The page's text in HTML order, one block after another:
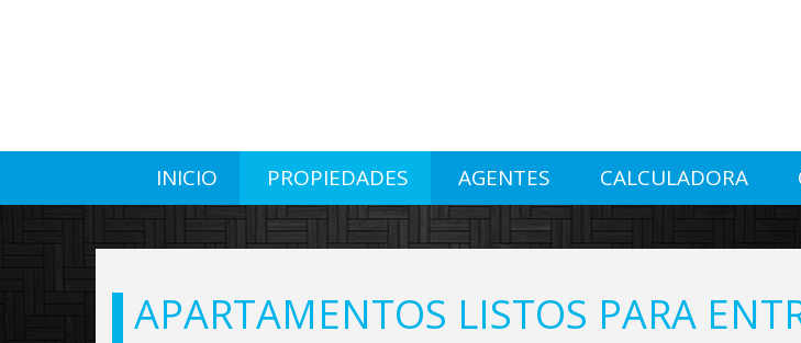
INICIO PROPIEDADES AGENTES CALCULADORA
APARTAMENTOS LISTOS PARA